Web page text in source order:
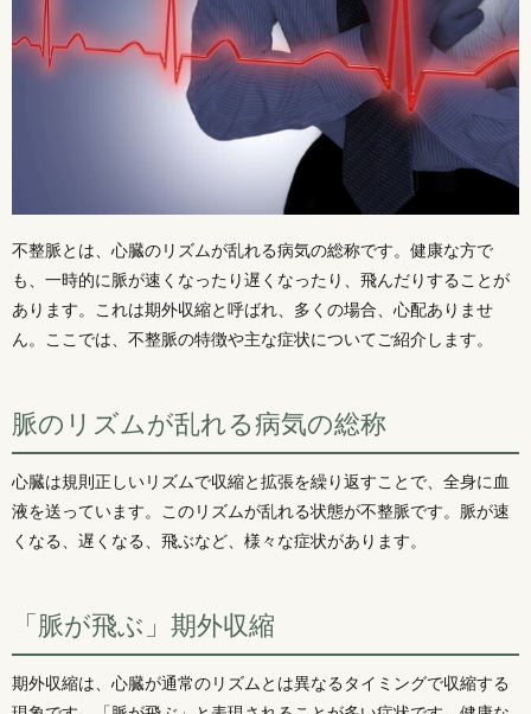
不整脈とは、心臓のリズムが乱れる病気の総称です。健康な方で
も、一時的に脈が速くなったり遅くなったり、飛んだりすることが
あります。これは期外収縮と呼ばれ、多くの場合、心配ありませ
ん。ここでは、不整脈の特徴や主な症状についてご紹介します。
脈のリズムが乱れる病気の総称
心臓は規則正しいリズムで収縮と拡張を繰り返すことで、全身に血
液を送っています。このリズムが乱れる状態が不整脈です。脈が速
くなる、遅くなる、飛ぶなど、様々な症状があります。
「脈が飛ぶ」期外収縮
期外収縮は、心臓が通常のリズムとは異なるタイミングで収縮する